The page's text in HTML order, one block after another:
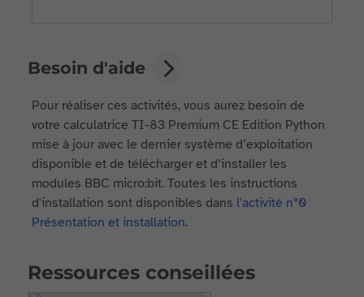
Besoin d'aide
Pour réaliser ces activités, vous aurez besoin de
votre calculatrice TI-83 Premium CE Edition Python
mise à jour avec le dernier système d’exploitation
disponible et de télécharger et d’installer les
modules BBC micro:bit. Toutes les instructions
d'installation sont disponibles dans l'activité n°0
Présentation et installation.
Ressources conseillées